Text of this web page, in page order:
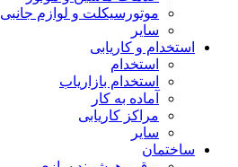
موتورسیکلت و لوازم جانبی
سایر
استخدام و کاریابی
استخدام
استخدام بازاریاب
آماده به کار
مراکز کاریابی
سایر
ساختمان